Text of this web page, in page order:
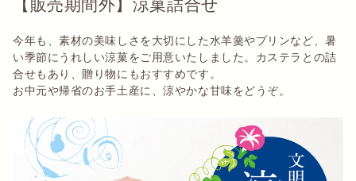
【カステラの文明堂】
今年も、素材の美味しさを大切にした水羊羹やプリンなど、暑
い季節にうれしい涼菓をご用意いたしました。カステラとの詰
合せもあり、贈り物にもおすすめです。
お中元や帰省のお手土産に、涼やかな甘味をどうぞ。